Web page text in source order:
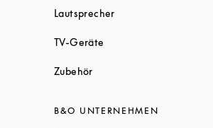
LautsprecherLink Opens in New
TV-Geräte
ZubehörLink Opens in New Tab
B&O UNTERNEHMEN